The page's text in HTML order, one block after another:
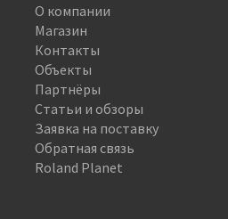
О компании
Магазин
Контакты
Объекты
Партнёры
Статьи и обзоры
Заявка на поставку
Обратная связь
Roland Planet